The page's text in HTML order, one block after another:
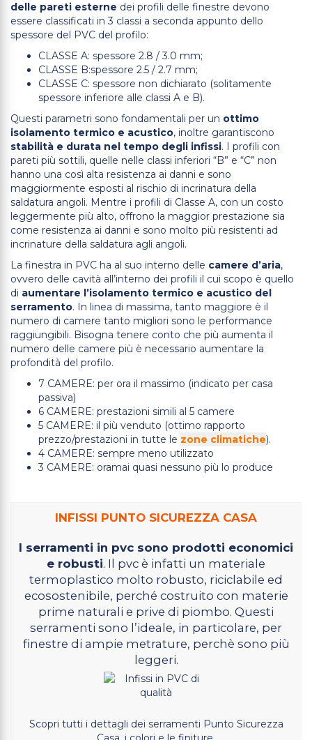
delle pareti esterne dei profili delle finestre devono
essere classificati in 3 classi a seconda appunto dello
spessore del PVC del profilo:
CLASSE A: spessore 2.8 / 3.0 mm;
CLASSE B:spessore 2.5 / 2.7 mm;
CLASSE C: spessore non dichiarato (solitamente
spessore inferiore alle classi A e B).
Questi parametri sono fondamentali per un ottimo
isolamento termico e acustico, inoltre garantiscono
stabilità e durata nel tempo degli infissi. I profili con
pareti più sottili, quelle nelle classi inferiori “B” e “C” non
hanno una così alta resistenza ai danni e sono
maggiormente esposti al rischio di incrinatura della
saldatura angoli. Mentre i profili di Classe A, con un costo
leggermente più alto, offrono la maggior prestazione sia
come resistenza ai danni e sono molto più resistenti ad
incrinature della saldatura agli angoli.
La finestra in PVC ha al suo interno delle camere d’aria,
ovvero delle cavità all’interno dei profili il cui scopo è quello
di aumentare l’isolamento termico e acustico del
serramento. In linea di massima, tanto maggiore è il
numero di camere tanto migliori sono le performance
raggiungibili. Bisogna tenere conto che più aumenta il
numero delle camere più è necessario aumentare la
profondità del profilo.
7 CAMERE: per ora il massimo (indicato per casa
passiva)
6 CAMERE: prestazioni simili al 5 camere
5 CAMERE: il più venduto (ottimo rapporto
prezzo/prestazioni in tutte le zone climatiche).
4 CAMERE: sempre meno utilizzato
3 CAMERE: oramai quasi nessuno più lo produce
INFISSI PUNTO SICUREZZA CASA
I serramenti in pvc sono prodotti economici
e robusti. Il pvc è infatti un materiale
termoplastico molto robusto, riciclabile ed
ecosostenibile, perché costruito con materie
prime naturali e prive di piombo. Questi
serramenti sono l’ideale, in particolare, per
finestre di ampie metrature, perchè sono più
leggeri.
Scopri tutti i dettagli dei serramenti Punto Sicurezza